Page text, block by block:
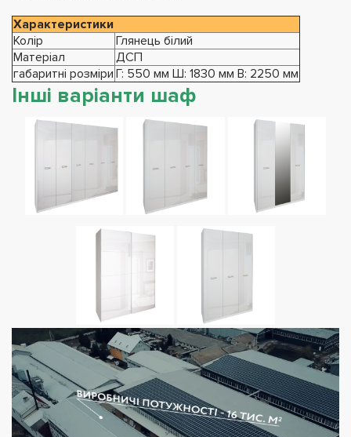
Характеристики
Колір
Глянець білий
Матеріал
ДСП
габаритні розміри Г: 550 мм Ш: 1830 мм В: 2250 мм
Інші варіанти шаф